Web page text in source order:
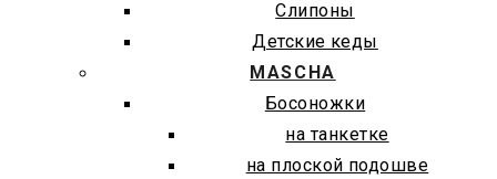
Слипоны
Детские кеды
MASCHA
Босоножки
на танкетке
на плоской подошве